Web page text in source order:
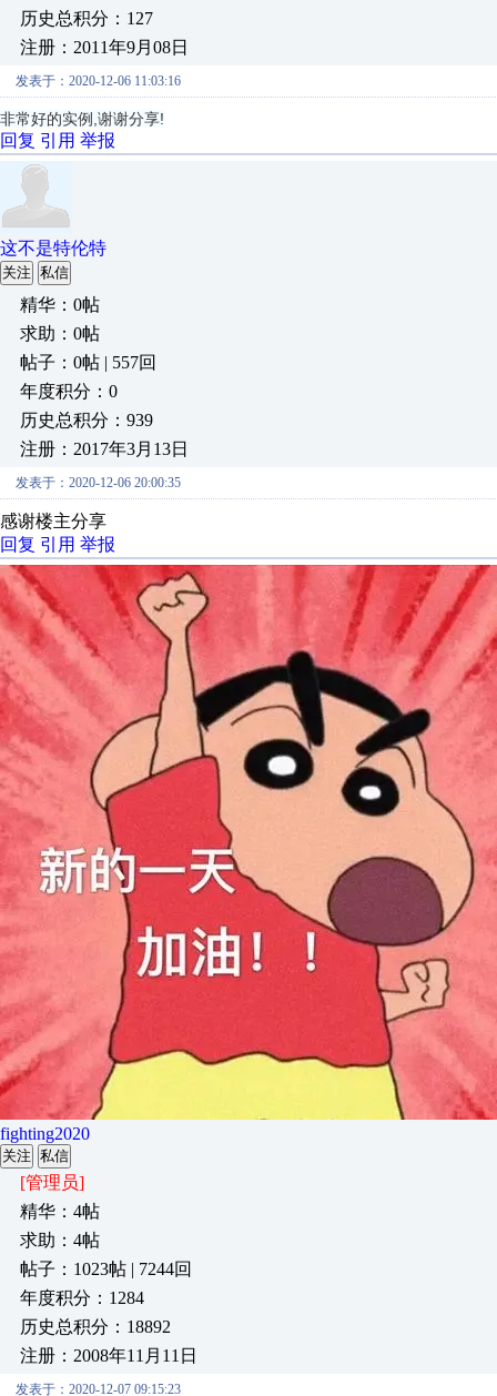
历史总积分：127
注册：2011年9月08日
发表于：2020-12-06 11:03:16
非常好的实例,谢谢分享!
回复 引用 举报
这不是特伦特
关注 私信
精华：0帖
求助：0帖
帖子：0帖 | 557回
年度积分：0
历史总积分：939
注册：2017年3月13日
发表于：2020-12-06 20:00:35
感谢楼主分享
回复 引用 举报
fighting2020
关注 私信
[管理员]
精华：4帖
求助：4帖
帖子：1023帖 | 7244回
年度积分：1284
历史总积分：18892
注册：2008年11月11日
发表于：2020-12-07 09:15:23